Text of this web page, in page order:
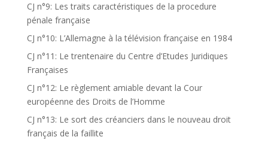
CJ n°9: Les traits caractéristiques de la procedure
pénale française
CJ n°10: L’Allemagne à la télévision française en 1984
CJ n°11: Le trentenaire du Centre d’Etudes Juridiques
Françaises
CJ n°12: Le règlement amiable devant la Cour
européenne des Droits de l’Homme
CJ n°13: Le sort des créanciers dans le nouveau droit
français de la faillite